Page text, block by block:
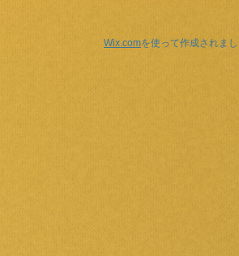
Wix.comを使って作成されま